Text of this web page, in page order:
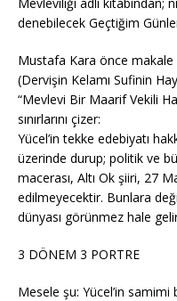
denebilecek Geçtiğim
Mustafa Kara önce makale
(Dervişin Kelamı Sufinin
“Mevlevi Bir Maarif Vekili
sınırlarını çizer:
Yücel’in tekke edebiyatı
üzerinde durup; politik ve
macerası, Altı Ok şiiri, 27
edilmeyecektir. Bunlara
dünyası görünmez hale
3 DÖNEM 3 PORTRE
Mesele şu: Yücel’in